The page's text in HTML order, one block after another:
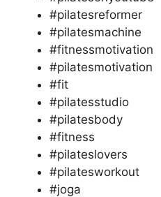
#pilatesreformer
#pilatesmachine
#fitnessmotivation
#pilatesmotivation
#fit
#pilatesstudio
#pilatesbody
#fitness
#pilateslovers
#pilatesworkout
#joga